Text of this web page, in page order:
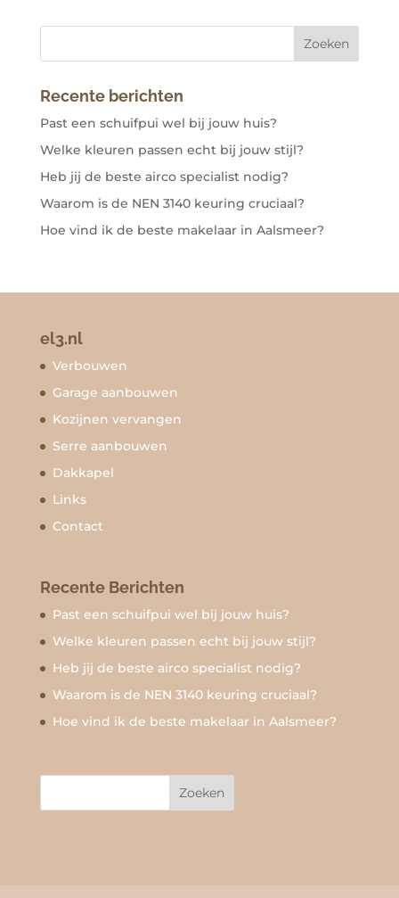
Recente berichten
Past een schuifpui wel bij jouw huis?
Welke kleuren passen echt bij jouw stijl?
Heb jij de beste airco specialist nodig?
Waarom is de NEN 3140 keuring cruciaal?
Hoe vind ik de beste makelaar in Aalsmeer?
el3.nl
Verbouwen
Garage aanbouwen
Kozijnen vervangen
Serre aanbouwen
Dakkapel
Links
Contact
Recente Berichten
Past een schuifpui wel bij jouw huis?
Welke kleuren passen echt bij jouw stijl?
Heb jij de beste airco specialist nodig?
Waarom is de NEN 3140 keuring cruciaal?
Hoe vind ik de beste makelaar in Aalsmeer?